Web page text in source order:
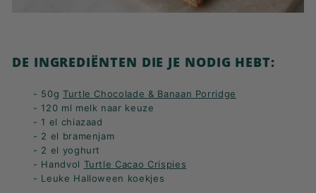
DE INGREDIËNTEN DIE JE NODIG HEBT:
- 50g Turtle Chocolade & Banaan Porridge
- 120 ml melk naar keuze
- 1 el chiazaad
- 2 el bramenjam
- 2 el yoghurt
- Handvol Turtle Cacao Crispies
- Leuke Halloween koekjes